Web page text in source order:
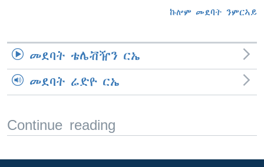
ኩሎም መደባት ንምርኣይ
መደባት ቴሌቭዥን ርኤ
መደባት ሬድዮ ርኤ
Continue reading